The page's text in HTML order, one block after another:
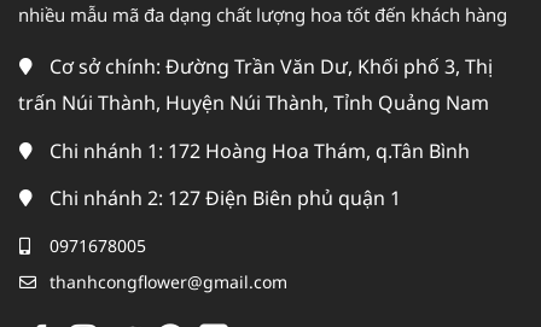
nhiều mẫu mã đa dạng chất lượng hoa tốt đến khách hàng
Cơ sở chính: Đường Trần Văn Dư, Khối phố 3, Thị
trấn Núi Thành, Huyện Núi Thành, Tỉnh Quảng Nam
Chi nhánh 1: 172 Hoàng Hoa Thám, q.Tân Bình
Chi nhánh 2: 127 Điện Biên phủ quận 1
0971678005
thanhcongflower@gmail.com